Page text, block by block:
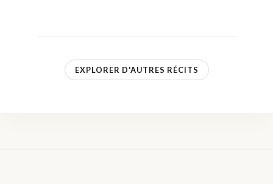
EXPLORER D'AUTRES RÉCITS